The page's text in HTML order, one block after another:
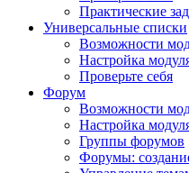
Практические
Универсальные списки
Возможности
Настройка
Проверьте себя
Форум
Возможности
Настройка
Группы форумов
Форумы: